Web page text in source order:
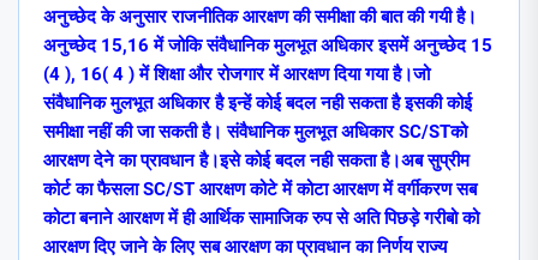
अनुच्छेद के अनुसार राजनीतिक आरक्षण की समीक्षा की बात की गयी है।
अनुच्छेद 15,16 में जोकि संवैधानिक मुलभूत अधिकार इसमें अनुच्छेद 15
(4 ), 16( 4 ) में शिक्षा और रोजगार में आरक्षण दिया गया है।जो
संवैधानिक मुलभूत अधिकार है इन्हें कोई बदल नही सकता है इसकी कोई
समीक्षा नहीं की जा सकती है। संवैधानिक मुलभूत अधिकार SC/STको
आरक्षण देने का प्रावधान है।इसे कोई बदल नही सकता है।अब सुप्रीम
कोर्ट का फैसला SC/ST आरक्षण कोटे में कोटा आरक्षण में वर्गीकरण सब
कोटा बनाने आरक्षण में ही आर्थिक सामाजिक रुप से अति पिछड़े गरीबो को
आरक्षण दिए जाने के लिए सब आरक्षण का प्रावधान का निर्णय राज्य